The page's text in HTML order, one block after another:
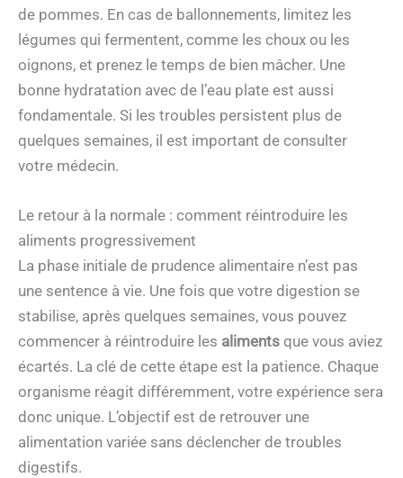
de pommes. En cas de ballonnements, limitez les
légumes qui fermentent, comme les choux ou les
oignons, et prenez le temps de bien mâcher. Une
bonne hydratation avec de l’eau plate est aussi
fondamentale. Si les troubles persistent plus de
quelques semaines, il est important de consulter
votre médecin.
Le retour à la normale : comment réintroduire les
aliments progressivement
La phase initiale de prudence alimentaire n’est pas
une sentence à vie. Une fois que votre digestion se
stabilise, après quelques semaines, vous pouvez
commencer à réintroduire les aliments que vous aviez
écartés. La clé de cette étape est la patience. Chaque
organisme réagit différemment, votre expérience sera
donc unique. L’objectif est de retrouver une
alimentation variée sans déclencher de troubles
digestifs.